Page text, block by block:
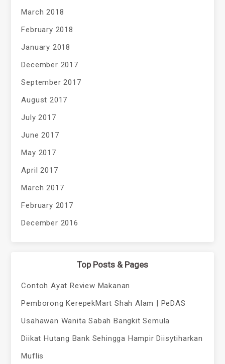
March 2018
February 2018
January 2018
December 2017
September 2017
August 2017
July 2017
June 2017
May 2017
April 2017
March 2017
February 2017
December 2016
Top Posts & Pages
Contoh Ayat Review Makanan
Pemborong KerepekMart Shah Alam | PeDAS
Usahawan Wanita Sabah Bangkit Semula
Diikat Hutang Bank Sehingga Hampir Diisytiharkan
Muflis